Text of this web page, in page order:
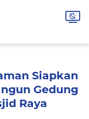
Siapkan
Gedung
Raya